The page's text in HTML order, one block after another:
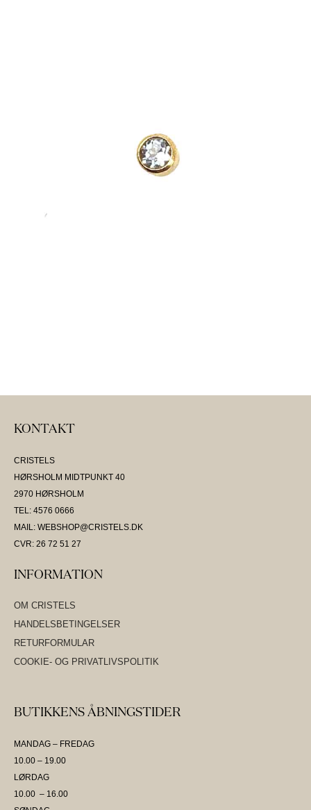
KONTAKT
CRISTELS
HØRSHOLM MIDTPUNKT 40
2970 HØRSHOLM
TEL: 4576 0666
MAIL: WEBSHOP@CRISTELS.DK
CVR: 26 72 51 27
INFORMATION
OM CRISTELS
HANDELSBETINGELSER
RETURFORMULAR
COOKIE- OG PRIVATLIVSPOLITIK
BUTIKKENS ÅBNINGSTIDER
MANDAG – FREDAG
10.00 – 19.00
LØRDAG
10.00 – 16.00